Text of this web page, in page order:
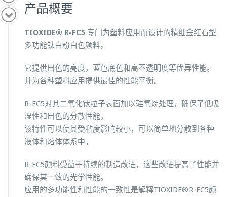
产品概要
TIOXIDE® R-FC5 专门为塑料应用而设计的精细金红石型
多功能钛白粉白色颜料。
它提供出色的亮度，蓝色底色和高不透明度等优异性能。
并为各种塑料应用提供最佳的性能平衡。
R-FC5对其二氧化钛粒子表面加以硅氧烷处理，确保了低吸
湿性和出色的分散性能，
该特性可以使其受粘度影响较小，可以简单地分散到各种
液体和熔体体系中。
R-FC5颜料受益于持续的制造改进，这些改进提高了性能并
确保其一致的光学性能。
应用的多功能性和性能的一致性是解释TIOXIDE®R-FC5颜